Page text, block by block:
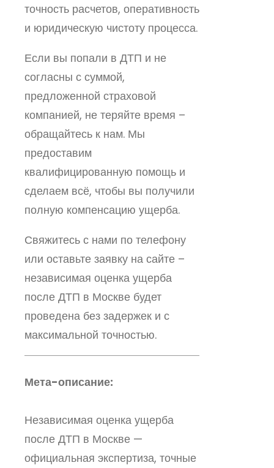
точность расчетов, оперативность
и юридическую чистоту процесса.
Если вы попали в ДТП и не
согласны с суммой,
предложенной страховой
компанией, не теряйте время –
обращайтесь к нам. Мы
предоставим
квалифицированную помощь и
сделаем всё, чтобы вы получили
полную компенсацию ущерба.
Свяжитесь с нами по телефону
или оставьте заявку на сайте –
независимая оценка ущерба
после ДТП в Москве будет
проведена без задержек и с
максимальной точностью.
Мета-описание:
Независимая оценка ущерба
после ДТП в Москве —
официальная экспертиза, точные